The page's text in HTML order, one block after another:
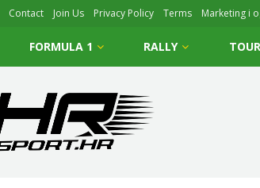
Contact Join Us Privacy Policy Terms Marketing i
FORMULA 1 RALLY